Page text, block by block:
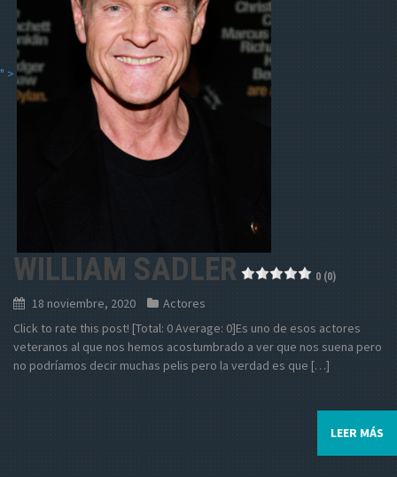
" >
WILLIAM SADLER 0 (0)
18 noviembre, 2020
Actores
Click to rate this post! [Total: 0 Average: 0]Es uno de esos actores
veteranos al que nos hemos acostumbrado a ver que nos suena pero
no podríamos decir muchas pelis pero la verdad es que […]
LEER MÁS